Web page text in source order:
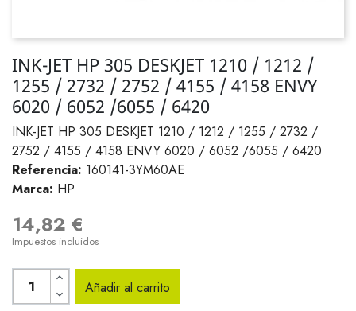
INK-JET HP 305 DESKJET 1210 / 1212 /
1255 / 2732 / 2752 / 4155 / 4158 ENVY
6020 / 6052 /6055 / 6420
INK-JET HP 305 DESKJET 1210 / 1212 / 1255 / 2732 /
2752 / 4155 / 4158 ENVY 6020 / 6052 /6055 / 6420
Referencia: 160141-3YM60AE
Marca: HP
14,82 €
Impuestos incluidos
Añadir al carrito